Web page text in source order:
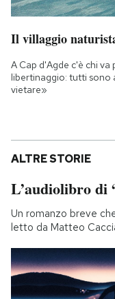
Il villaggio
A Cap d'Agde c'è chi va
libertinaggio: tutti sono
vietare»
ALTRE STORIE
L’audiolibro di
Un romanzo breve
letto da Matteo